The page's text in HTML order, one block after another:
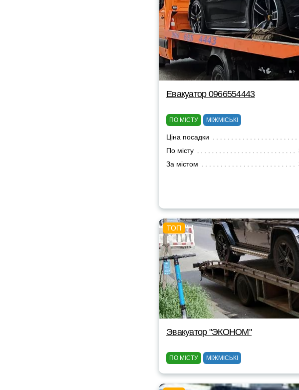
Евакуатор 0966554443
ПО МІСТУ МІЖМІСЬКІ
Ціна посадки
По місту
За містом
Эвакуатор "ЭКОНОМ"
ПО МІСТУ МІЖМІСЬКІ